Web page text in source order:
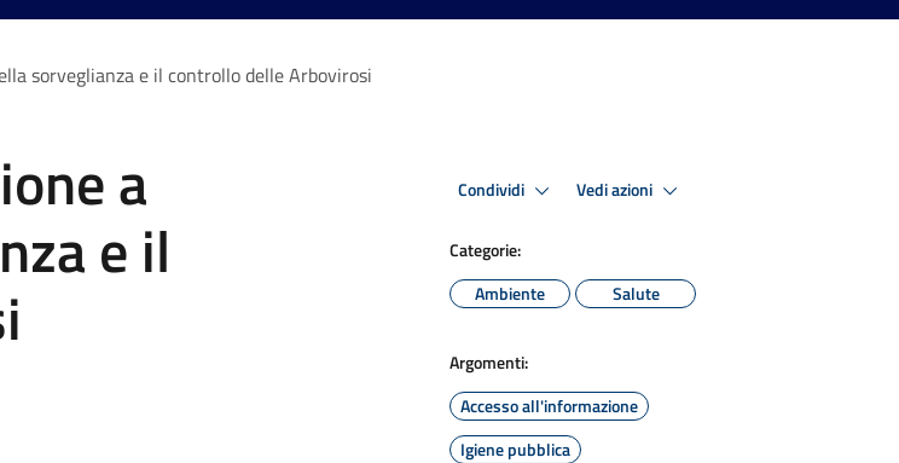
sorveglianza e il controllo delle Arbovirosi
a
e il
Condividi Vedi azioni
Categorie:
Ambiente
Salute
Argomenti:
Accesso all'informazione
Igiene pubblica